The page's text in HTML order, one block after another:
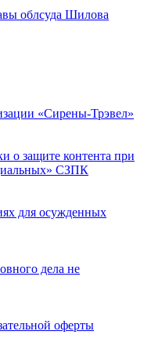
облсуда Шилова
«Сирены-Трэвел»
о защите контента при
СЗПК
для осужденных
дела не
оферты